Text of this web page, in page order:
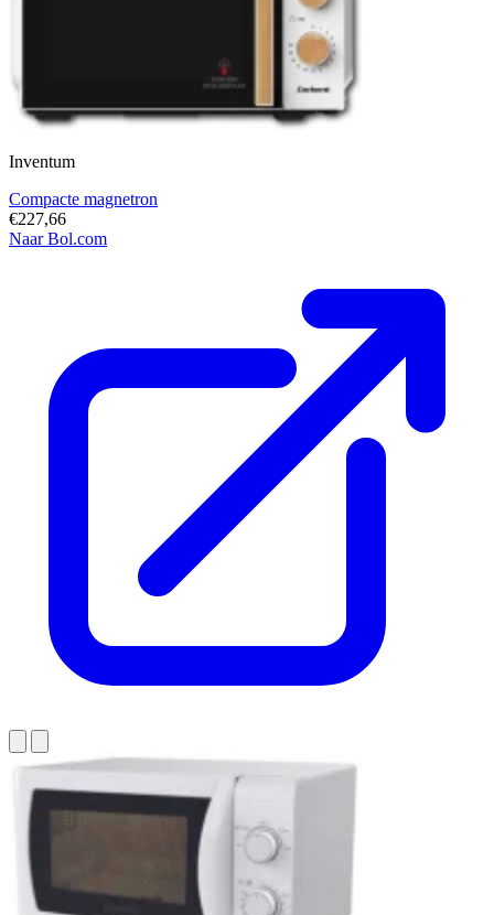
Inventum
Compacte magnetron
€227,66
Naar Bol.com